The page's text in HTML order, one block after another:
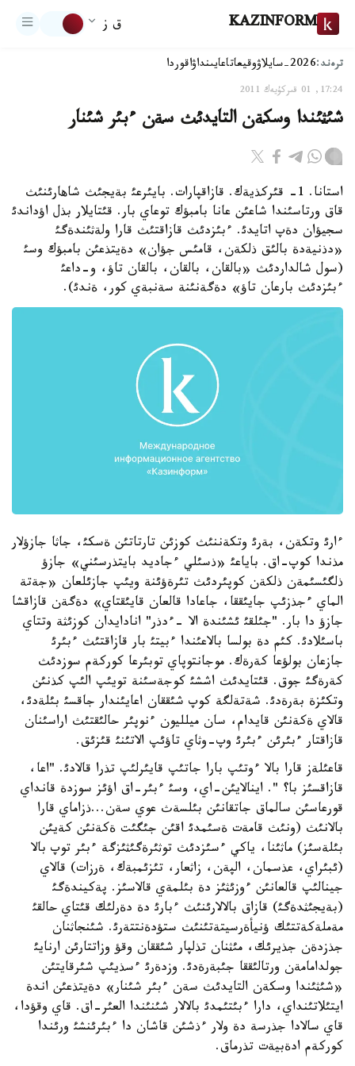
KAZINFORM ق ز
ترەند:2026-سايلاۋ وقيعاتاعايىنداۋاقوردا
17:24, 01 قىركۇيەك 2011
شئثئندا وسكةن التايدئث سةن ءبئر شئنار
استانا. 1- قئركذيةك. قازاقپارات. بايئرعئ بةيجئث شاهارئنئث
قاق ورتاسئندا شاعئن عانا بامبؤك توعاي بار. قئتايلار بذل اؤداندئ
سجيؤان دةپ اتايدئ. ءبئزدئث قازاقتئث قارا ولةثئندةگئ
«دذنيةدة بالئق ذلكةن، قامئس جؤان» دةيتذعئن بامبؤك وسئ
(سول شالداردئث «بالقان، بالقان، بالقان تاؤ، و-داعئ
ءبئزدئث بارعان تاؤ» دةگةنئنة سةنبةي كور، ةندئ).
ءارئ وتكةن، بةرئ وتكةننئث كوزئن تارتاتئن ةسكئ، جاثا جازؤلار
مذندا كوپ-اق. باياعئ «ذسئلي ءجاديد بايتذرسئني» جازؤ
ذلگئسئمةن ذلكةن كوپئردئث تئرةؤئنة ويئپ جازئلعان «جةتة
الماي ءجذزئپ جايئققا، جاعادا قالعان قايئقتاي» دةگةن قازاقشا
جازؤ دا بار. "جئلقئ ئشئندة الا -ءدذر" انادايدان كوزئثة وتتاي
باسئلادئ. كئم دة بولسا بالاعئندا ءبيتئ بار قازاقتئث ءبئرئ
جازعان بولؤعا كةرةك. موجانتوپاي توبئرعا كوركةم سوزدئث
كةرةگئ جوق. قئتايدئث اششئ كوجةسئنة تويئپ الئپ كذنئن
وتكئزة بةرةدئ. شةتةلگة كوپ شئققان اعايئندار جاقسئ بئلةدئ،
قالاي ةكةنئن قايدام، سان ميلليون ءنوپئر حالئقتئث اراسئنان
قازاقتار ءبئرئن ءبئرئ وپ-وثاي تاؤئپ الاتئنئ قئزئق.
قاعئلةز قارا بالا ءوتئپ بارا جاتئپ قايئرلئپ تذرا قالادئ. "اعا،
قازاقسئز با؟ ". اينالايئن-اي، وسئ ءبئر-اق اؤئز سوزدة قانداي
قورعاسئن سالماق جاتقانئن بئلسةث عوي سةن...ذزاماي قارا
بالانئث (ونئث قامةت ةسئمدئ اقئن جئگئت ةكةنئن كةيئن
بئلةسئز) ماثئنا، ياكي ءسئزدئث توثئرةگئثئزگة ءبئر توپ بالا
(ئبئراي، عذسمان، الپةن، زاثعار، تئزئمبةك، ةرزات) قالاي
جينالئپ قالعانئن ءوزئثئز دة بئلمةي قالاسئز. پةكيندةگئ
(بةيجئثدةگئ) قازاق بالالارئنئث ءبارئ دة دةرلئك قئتاي حالقئ
مةملةكةتتئك ؤنيأةرسيتةتئنئث ستؤدةنتتةرئ. شئنجاثنان
جذزدةن جذيرئك، مئثنان تذلپار شئققان وقؤ وزاتتارئن ارنايئ
جولدامامةن ورتالئققا جئبةرةدئ. وزدةرئ ءسذيئپ شئرقايتئن
«شئثئندا وسكةن التايدئث سةن ءبئر شئنار» دةيتذعئن اندة
ايتئلاتئنداي، دارا ءبئتئمدئ بالالار شئنئندا العئر-اق. قاي وقؤدا،
قاي سالادا جذرسة دة ولار ءذشئن قاشان دا ءبئرئنشئ ورئندا
كوركةم ادةبيةت تذرماق.